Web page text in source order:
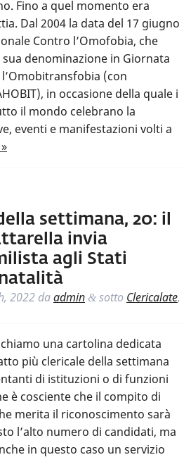
Fino a quel momento era
Dal 2004 la data del 17 giugno
Contro l’Omofobia, che
denominazione in Giornata
(con
in occasione della quale i
il mondo celebrano la
eventi e manifestazioni volti a
settimana, 20: il
invia
agli Stati
2022 daadmin & sotto Clericalate,
una cartolina dedicata
più clericale della settimana
di istituzioni o di funzioni
è cosciente che il compito di
merita il riconoscimento sarà
l’alto numero di candidati, ma
in questo caso un servizio